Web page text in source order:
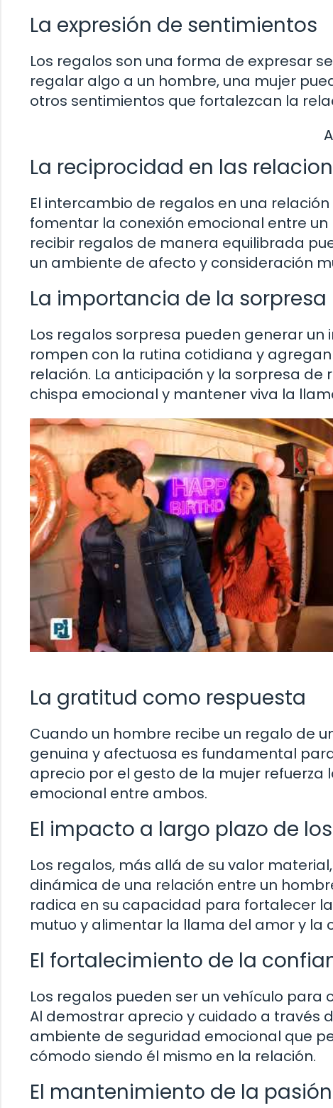
La expresión de sentimientos
Los regalos son una forma de expresar
regalar algo a un hombre, una mujer
otros sentimientos que fortalezcan la
La reciprocidad en las
El intercambio de regalos en una
fomentar la conexión emocional entre
recibir regalos de manera equilibrada
un ambiente de afecto y consideración
La importancia de la sorpresa
Los regalos sorpresa pueden generar
rompen con la rutina cotidiana y
relación. La anticipación y la sorpresa
chispa emocional y mantener viva la
La gratitud como respuesta
Cuando un hombre recibe un regalo de
genuina y afectuosa es fundamental
aprecio por el gesto de la mujer
emocional entre ambos.
El impacto a largo plazo de
Los regalos, más allá de su valor
dinámica de una relación entre un
radica en su capacidad para fortalecer
mutuo y alimentar la llama del amor y la
El fortalecimiento de la
Los regalos pueden ser un vehículo
Al demostrar aprecio y cuidado a través
ambiente de seguridad emocional que
cómodo siendo él mismo en la relación.
El mantenimiento de la pasión